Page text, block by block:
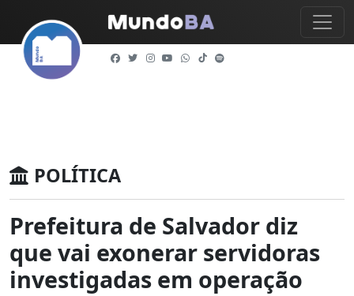
POLÍTICA
Prefeitura de Salvador diz
que vai exonerar servidoras
investigadas em operação